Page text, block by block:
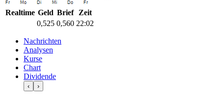
Realtime Geld Brief
Zeit
0,525 0,560 22:02
Nachrichten
Analysen
Kurse
Chart
Dividende
‹ ›